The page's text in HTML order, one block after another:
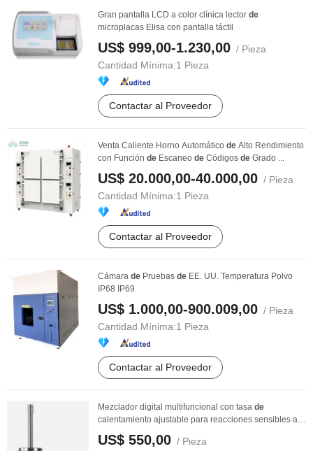
Gran pantalla LCD a color clínica lector de
microplacas Elisa con pantalla táctil
US$ 999,00-1.230,00 / Pieza
Cantidad Mínima:1 Pieza
Contactar al Proveedor
Venta Caliente Horno Automático de Alto Rendimiento
con Función de Escaneo de Códigos de Grado ...
US$ 20.000,00-40.000,00 / Pieza
Cantidad Mínima:1 Pieza
Contactar al Proveedor
Cámara de Pruebas de EE. UU. Temperatura Polvo
IP68 IP69
US$ 1.000,00-900.009,00 / Pieza
Cantidad Mínima:1 Pieza
Contactar al Proveedor
Mezclador digital multifuncional con tasa de
calentamiento ajustable para reacciones sensibles a
US$ 550,00 / Pieza